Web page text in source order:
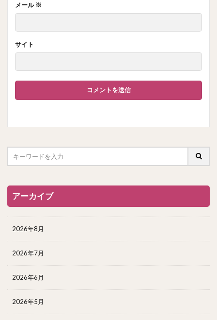
メール ※
サイト
アーカイブ
2026年8月
2026年7月
2026年6月
2026年5月